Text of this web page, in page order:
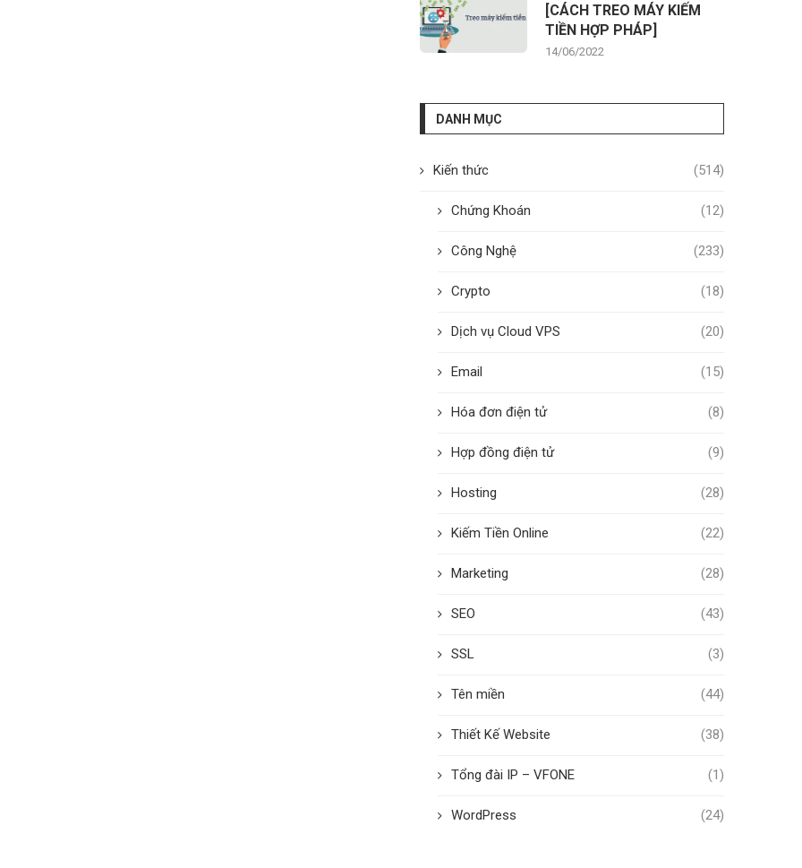
[CÁCH TREO MÁY KIẾM
TIỀN HỢP PHÁP]
14/06/2022
DANH MỤC
Kiến thức (514)
Chứng Khoán (12)
Công Nghệ (233)
Crypto (18)
Dịch vụ Cloud VPS (20)
Email (15)
Hóa đơn điện tử (8)
Hợp đồng điện tử (9)
Hosting (28)
Kiếm Tiền Online (22)
Marketing (28)
SEO (43)
SSL (3)
Tên miền (44)
Thiết Kế Website (38)
Tổng đài IP – VFONE (1)
WordPress (24)